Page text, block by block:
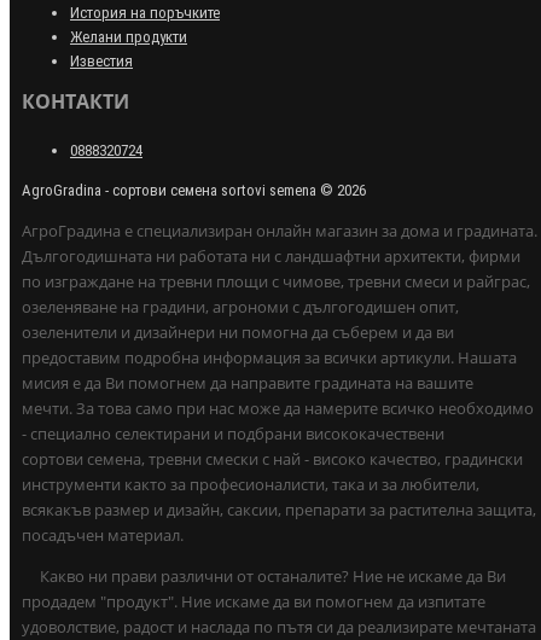
История на поръчките
Желани продукти
Известия
КОНТАКТИ
0888320724
AgroGradina - сортови семена sortovi semena © 2026
АгроГрадина е специализиран онлайн магазин за дома и градината.
Дългогодишната ни работата ни с ландшафтни архитекти, фирми
по изграждане на тревни площи с чимове, тревни смеси и райграс,
озеленяване на градини, агрономи с дългогодишен опит,
озеленители и дизайнери ни помогна да съберем и да ви
предоставим подробна информация за всички артикули. Нашата
мисия е да Ви помогнем да направите градината на вашите
мечти. За това само при нас може да намерите всичко необходимо
- специално селектирани и подбрани висококачествени
сортови семена, тревни смески с най - високо качество, градински
инструменти както за професионалисти, така и за любители,
всякакъв размер и дизайн, саксии, препарати за растителна защита,
посадъчен материал.
Какво ни прави различни от останалите? Ние не искаме да Ви
продадем "продукт". Ние искаме да ви помогнем да изпитате
удоволствие, радост и наслада по пътя си да реализирате мечтаната